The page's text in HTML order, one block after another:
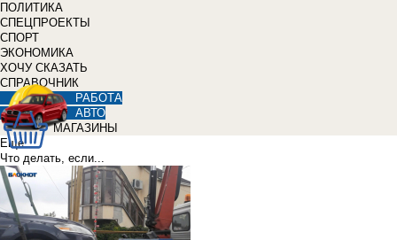
ПОЛИТИКА
СПЕЦПРОЕКТЫ
СПОРТ
ЭКОНОМИКА
ХОЧУ СКАЗАТЬ
СПРАВОЧНИК
РАБОТА
АВТО
МАГАЗИНЫ
Еще
Что делать, если...